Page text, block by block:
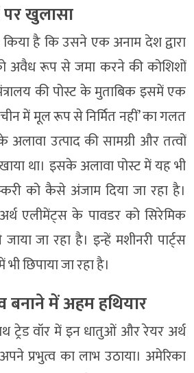
खुलासा
किया है कि उसने एक अनाम देश द्वारा
अवैध रूप से जमा करने की कोशिशों
की पोस्ट के मुताबिक इसमें एक
में मूल रूप से निर्मित नहीं’ का गलत
उत्पाद की सामग्री और तत्वों
था। इसके अलावा पोस्ट में यह भी
को कैसे अंजाम दिया जा रहा है।
एलीमेंट्स के पावडर को सिरेमिक
जा रहा है। इन्हें मशीनरी पार्ट्स
छिपाया जा रहा है।
बनाने में अहम हथियार
ट्रेड वॉर में इन धातुओं और रेयर अर्थ
प्रभुत्व का लाभ उठाया। अमेरिका